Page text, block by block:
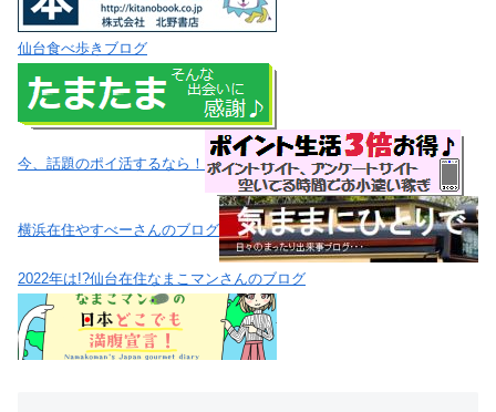
仙台食べ歩きブログ
今、話題のポイ活するなら！
横浜在住やすべーさんのブログ
2022年は!?仙台在住なまこマンさんのブログ